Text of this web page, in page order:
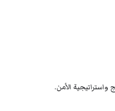
الأمن.